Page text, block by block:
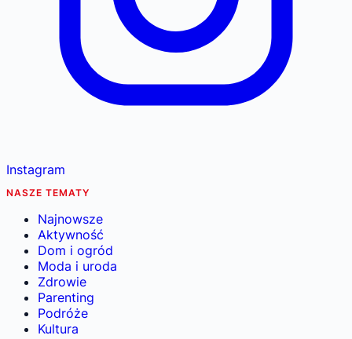
Instagram
NASZE TEMATY
Najnowsze
Aktywność
Dom i ogród
Moda i uroda
Zdrowie
Parenting
Podróże
Kultura